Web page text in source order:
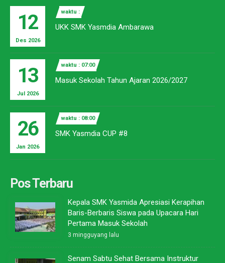
12
Des 2026
waktu :
UKK SMK Yasmdia Ambarawa
13
Jul 2026
waktu : 07:00
Masuk Sekolah Tahun Ajaran 2026/2027
26
Jan 2026
waktu : 08:00
SMK Yasmdia CUP #8
Pos Terbaru
Kepala SMK Yasmida Apresiasi Kerapihan
Baris-Berbaris Siswa pada Upacara Hari
Pertama Masuk Sekolah
3 mingguyang lalu
Senam Sabtu Sehat Bersama Instruktur